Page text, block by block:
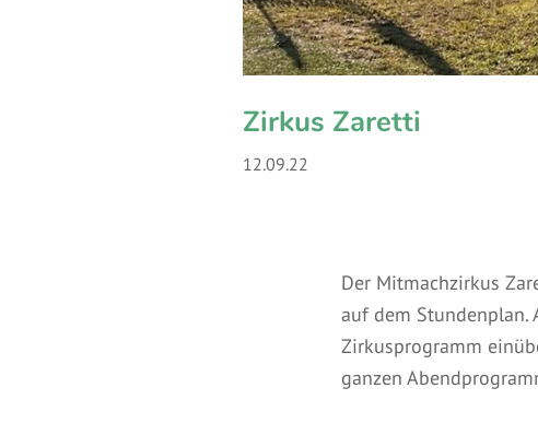
Zirkus Zaretti
12.09.22
Der Mitmachzirkus
auf dem Stundenplan.
Zirkusprogramm
ganzen